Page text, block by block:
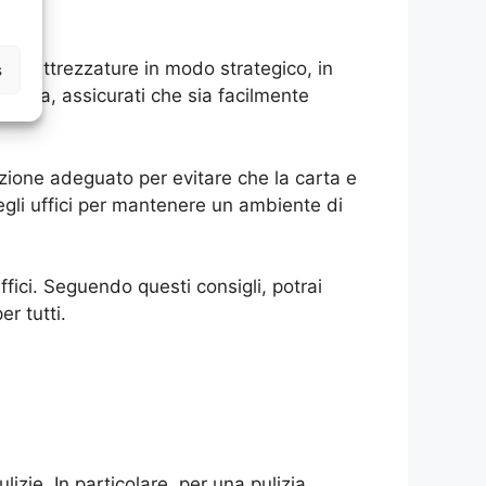
le attrezzature in modo strategico, in
assicurati che sia facilmente
adeguato per evitare che la carta e
uffici per mantenere un ambiente di
Seguendo questi consigli, potrai
tutti.